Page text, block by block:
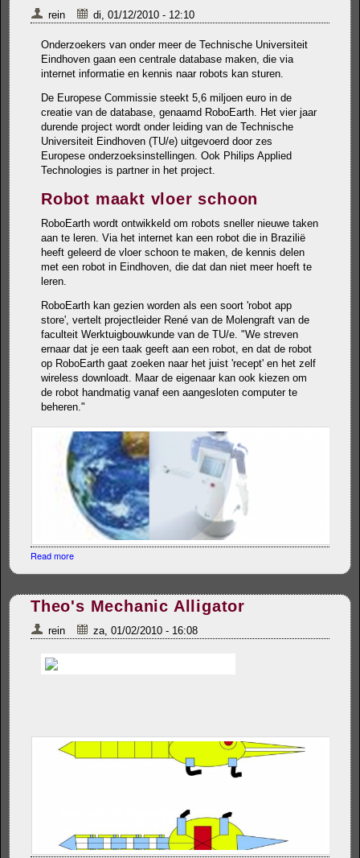
rein di, 01/12/2010 - 12:10
Onderzoekers van onder meer de Technische Universiteit
Eindhoven gaan een centrale database maken, die via
internet informatie en kennis naar robots kan sturen.
De Europese Commissie steekt 5,6 miljoen euro in de
creatie van de database, genaamd RoboEarth. Het vier jaar
durende project wordt onder leiding van de Technische
Universiteit Eindhoven (TU/e) uitgevoerd door zes
Europese onderzoeksinstellingen. Ook Philips Applied
Technologies is partner in het project.
Robot maakt vloer schoon
RoboEarth wordt ontwikkeld om robots sneller nieuwe taken
aan te leren. Via het internet kan een robot die in Brazilië
heeft geleerd de vloer schoon te maken, de kennis delen
met een robot in Eindhoven, die dat dan niet meer hoeft te
leren.
RoboEarth kan gezien worden als een soort 'robot app
store', vertelt projectleider René van de Molengraft van de
faculteit Werktuigbouwkunde van de TU/e. "We streven
ernaar dat je een taak geeft aan een robot, en dat de robot
op RoboEarth gaat zoeken naar het juist 'recept' en het zelf
wireless downloadt. Maar de eigenaar kan ook kiezen om
de robot handmatig vanaf een aangesloten computer te
beheren."
Read more
Theo's Mechanic Alligator
rein za, 01/02/2010 - 16:08